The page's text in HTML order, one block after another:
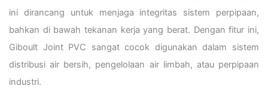
ini dirancang untuk menjaga integritas sistem perpipaan,
bahkan di bawah tekanan kerja yang berat. Dengan fitur ini,
Giboult Joint PVC sangat cocok digunakan dalam sistem
distribusi air bersih, pengelolaan air limbah, atau perpipaan
industri.